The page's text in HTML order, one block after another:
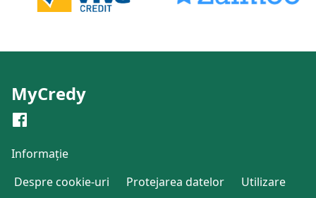
MyCredy
Informație
Despre cookie-uri
Protejarea datelor
Utilizare